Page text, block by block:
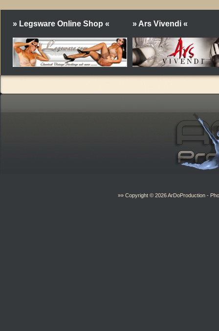
» Legsware Online Shop « » Ars Vivendi «
»» Copyright © 2026ArDoProduction -